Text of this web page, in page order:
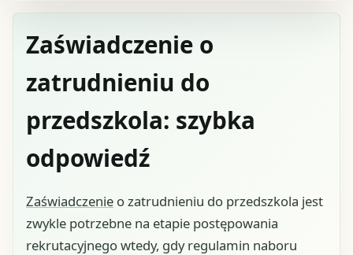
Zaświadczenie o
zatrudnieniu do
przedszkola: szybka
odpowiedź
Zaświadczenie o zatrudnieniu do przedszkola jest
zwykle potrzebne na etapie postępowania
rekrutacyjnego wtedy, gdy regulamin naboru